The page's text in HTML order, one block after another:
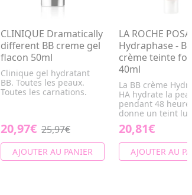
CLINIQUE Dramatically
different BB creme gel
flacon 50ml
Clinique gel hydratant
BB. Toutes les peaux.
Toutes les carnations.
20,97€ 25,97€
AJOUTER AU PANIER
LA ROCHE
Hydraphase - BB
crème teinte
40ml
La BB crème
HA hydrate la
pendant 48
donne un teint
20,81€
AJOUTER AU